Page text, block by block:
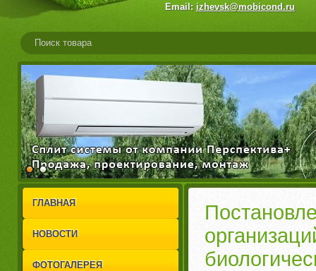
Email: izhevsk@mobicond.ru
1
2
ГЛАВНАЯ
НОВОСТИ
ФОТОГАЛЕРЕЯ